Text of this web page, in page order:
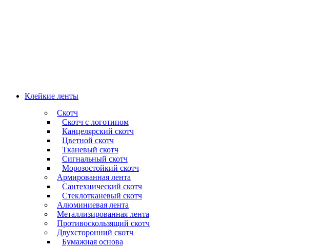
Клейкие ленты
Скотч
Скотч с логотипом
Канцелярский скотч
Цветной скотч
Тканевый скотч
Сигнальный скотч
Морозостойкий скотч
Армированная лента
Сантехнический скотч
Стеклотканевый скотч
Алюминиевая лента
Металлизированная лента
Противоскользящий скотч
Двухсторонний скотч
Бумажная основа